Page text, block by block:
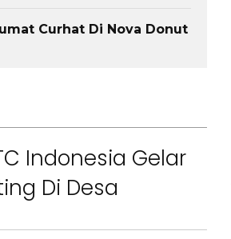
Curhat Di Nova Donut
Indonesia Gelar
Di Desa